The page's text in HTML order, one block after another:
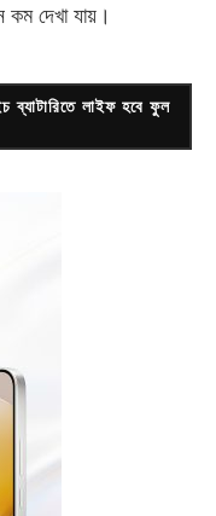
কম দেখা যায়।
লাইফ হবে ফুল